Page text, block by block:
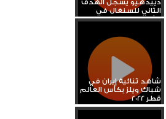
دييدهيو يسجل الهدف
الثاني للسنغال في
شباك...
شاهد ثنائية إيران في
شباك ويلز بكأس العالم
قطر 2022